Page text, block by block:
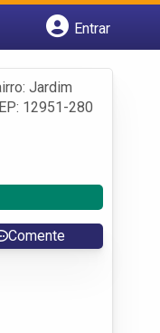
Entrar
Jardim
12951-280
Comente